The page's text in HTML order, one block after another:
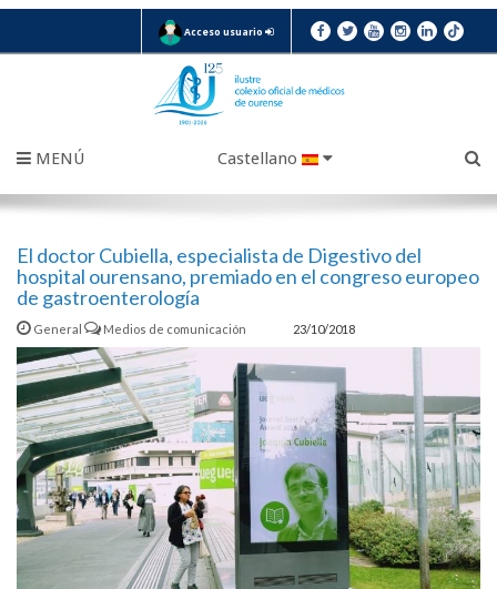
Acceso usuario
MENÚ Castellano
El doctor Cubiella, especialista de Digestivo del
hospital ourensano, premiado en el congreso europeo
de gastroenterología
General Medios de comunicación 23/10/2018